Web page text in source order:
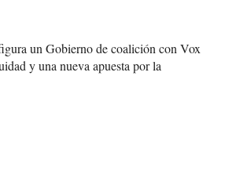
un Gobierno de coalición con Vox
y una nueva apuesta por la